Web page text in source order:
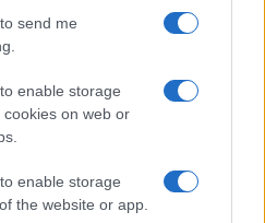
send me
enable storage
on web or
enable storage
the website or app.
tra gli esperti. Alcuni
che i resti potrebbero
Le presunte
racchiudere un